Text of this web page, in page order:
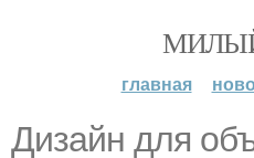
главная
Дизайн для